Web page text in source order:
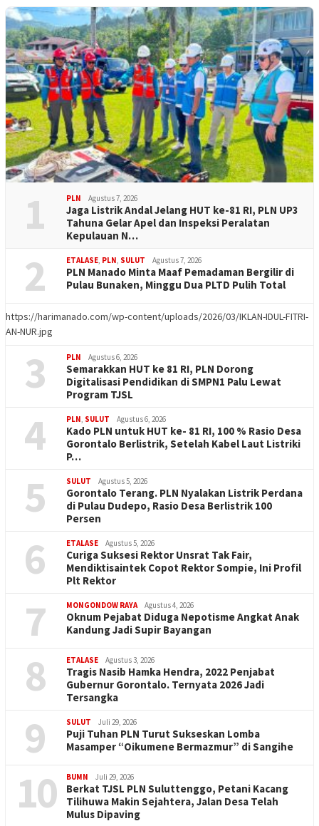
1 PLN Agustus 7, 2026
Jaga Listrik Andal Jelang HUT ke-81 RI, PLN UP3
Tahuna Gelar Apel dan Inspeksi Peralatan
Kepulauan N…
2 ETALASE, PLN, SULUT Agustus 7, 2026
PLN Manado Minta Maaf Pemadaman Bergilir di
Pulau Bunaken, Minggu Dua PLTD Pulih Total
https://harimanado.com/wp-content/uploads/2026/03/IKLAN-IDUL-FITRI-
AN-NUR.jpg
3 PLN Agustus 6, 2026
Semarakkan HUT ke 81 RI, PLN Dorong
Digitalisasi Pendidikan di SMPN1 Palu Lewat
Program TJSL
4 PLN, SULUT Agustus 6, 2026
Kado PLN untuk HUT ke- 81 RI, 100 % Rasio Desa
Gorontalo Berlistrik, Setelah Kabel Laut Listriki
P…
5 SULUT Agustus 5, 2026
Gorontalo Terang. PLN Nyalakan Listrik Perdana
di Pulau Dudepo, Rasio Desa Berlistrik 100
Persen
6 ETALASE Agustus 5, 2026
Curiga Suksesi Rektor Unsrat Tak Fair,
Mendiktisaintek Copot Rektor Sompie, Ini Profil
Plt Rektor
7 MONGONDOW RAYA Agustus 4, 2026
Oknum Pejabat Diduga Nepotisme Angkat Anak
Kandung Jadi Supir Bayangan
8 ETALASE Agustus 3, 2026
Tragis Nasib Hamka Hendra, 2022 Penjabat
Gubernur Gorontalo. Ternyata 2026 Jadi
Tersangka
9 SULUT Juli 29, 2026
Puji Tuhan PLN Turut Sukseskan Lomba
Masamper “Oikumene Bermazmur” di Sangihe
10 BUMN Juli 29, 2026
Berkat TJSL PLN Suluttenggo, Petani Kacang
Tilihuwa Makin Sejahtera, Jalan Desa Telah
Mulus Dipaving